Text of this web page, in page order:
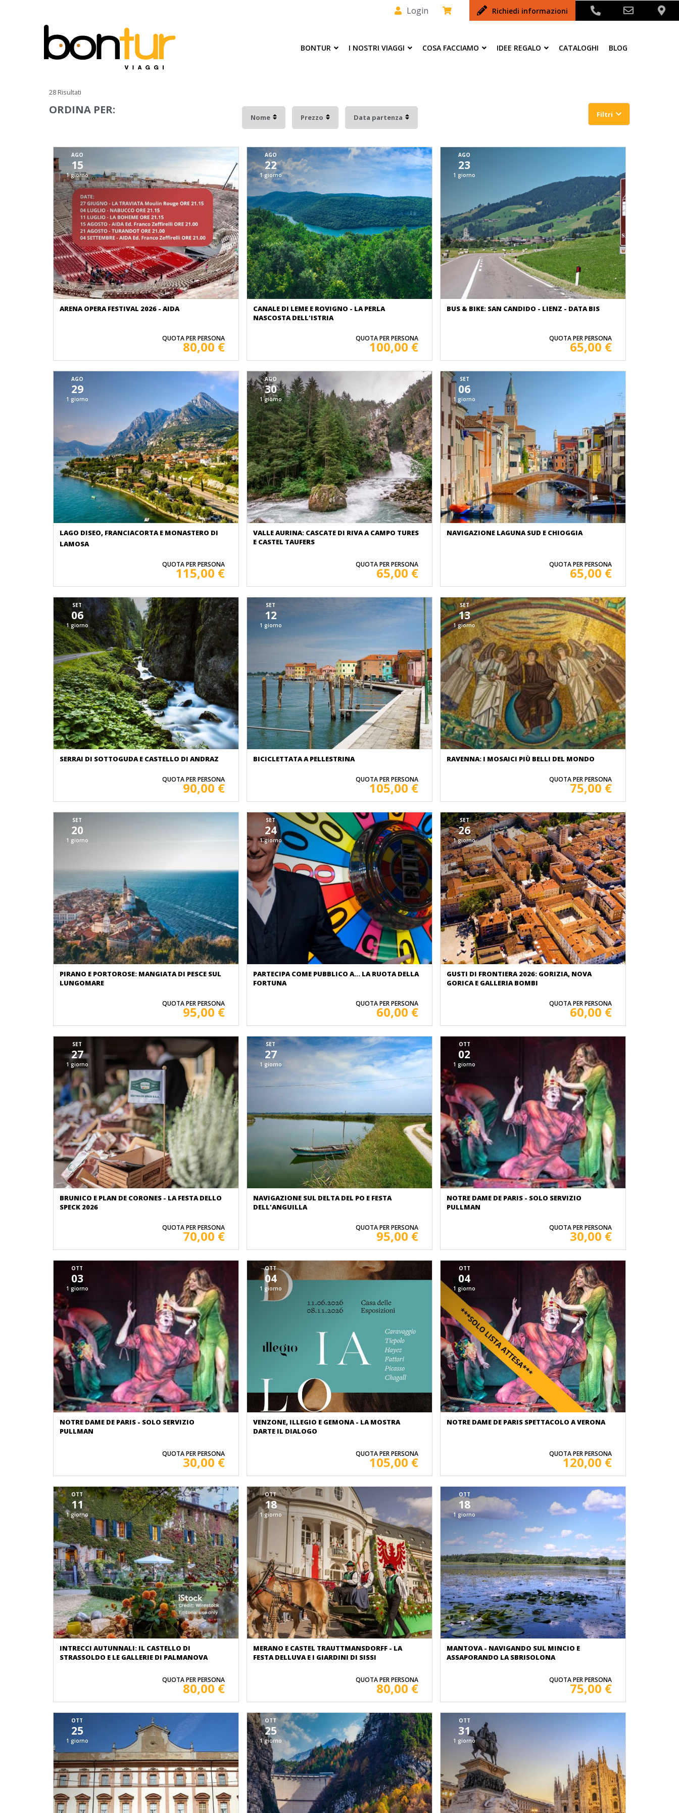
Login Richiedi informazioni
BONTUR I NOSTRI VIAGGI COSA FACCIAMO IDEE REGALO CATALOGHI BLOG
28 Risultati
ORDINA PER:
Nome Prezzo Data partenza Filtri
AGO
15
1 giorno
ARENA OPERA FESTIVAL 2026 - AIDA
QUOTA PER PERSONA
80,00 €
AGO
22
1 giorno
CANALE DI LEME E ROVIGNO - LA PERLA
NASCOSTA DELL'ISTRIA
QUOTA PER PERSONA
100,00 €
AGO
23
1 giorno
BUS & BIKE: SAN CANDIDO - LIENZ - DATA BIS
QUOTA PER PERSONA
65,00 €
AGO
29
1 giorno
LAGO DISEO, FRANCIACORTA E MONASTERO DI
LAMOSA
QUOTA PER PERSONA
115,00 €
AGO
30
1 giorno
VALLE AURINA: CASCATE DI RIVA A CAMPO TURES
E CASTEL TAUFERS
QUOTA PER PERSONA
65,00 €
SET
06
1 giorno
NAVIGAZIONE LAGUNA SUD E CHIOGGIA
QUOTA PER PERSONA
65,00 €
SET
06
1 giorno
SERRAI DI SOTTOGUDA E CASTELLO DI ANDRAZ
QUOTA PER PERSONA
90,00 €
SET
12
1 giorno
BICICLETTATA A PELLESTRINA
QUOTA PER PERSONA
105,00 €
SET
13
1 giorno
RAVENNA: I MOSAICI PIÙ BELLI DEL MONDO
QUOTA PER PERSONA
75,00 €
SET
20
1 giorno
PIRANO E PORTOROSE: MANGIATA DI PESCE SUL
LUNGOMARE
QUOTA PER PERSONA
95,00 €
SET
24
1 giorno
PARTECIPA COME PUBBLICO A... LA RUOTA DELLA
FORTUNA
QUOTA PER PERSONA
60,00 €
SET
26
1 giorno
GUSTI DI FRONTIERA 2026: GORIZIA, NOVA
GORICA E GALLERIA BOMBI
QUOTA PER PERSONA
60,00 €
SET
27
1 giorno
BRUNICO E PLAN DE CORONES - LA FESTA DELLO
SPECK 2026
QUOTA PER PERSONA
70,00 €
SET
27
1 giorno
NAVIGAZIONE SUL DELTA DEL PO E FESTA
DELL'ANGUILLA
QUOTA PER PERSONA
95,00 €
OTT
02
1 giorno
NOTRE DAME DE PARIS - SOLO SERVIZIO
PULLMAN
QUOTA PER PERSONA
30,00 €
OTT
03
1 giorno
NOTRE DAME DE PARIS - SOLO SERVIZIO
PULLMAN
QUOTA PER PERSONA
30,00 €
OTT
04
1 giorno
VENZONE, ILLEGIO E GEMONA - LA MOSTRA
DARTE IL DIALOGO
QUOTA PER PERSONA
105,00 €
OTT
04
1 giorno
NOTRE DAME DE PARIS SPETTACOLO A VERONA
QUOTA PER PERSONA
120,00 €
OTT
11
1 giorno
INTRECCI AUTUNNALI: IL CASTELLO DI
STRASSOLDO E LE GALLERIE DI PALMANOVA
QUOTA PER PERSONA
80,00 €
OTT
18
1 giorno
MERANO E CASTEL TRAUTTMANSDORFF - LA
FESTA DELLUVA E I GIARDINI DI SISSI
QUOTA PER PERSONA
80,00 €
OTT
18
1 giorno
MANTOVA - NAVIGANDO SUL MINCIO E
ASSAPORANDO LA SBRISOLONA
QUOTA PER PERSONA
75,00 €
OTT
25
1 giorno
OTT
25
1 giorno
OTT
31
1 giorno